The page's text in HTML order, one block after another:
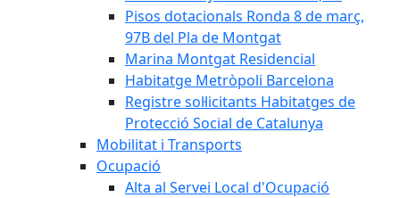
Pisos dotacionals Ronda 8 de març,
97B del Pla de Montgat
Marina Montgat Residencial
Habitatge Metròpoli Barcelona
Registre sol·licitants Habitatges de
Protecció Social de Catalunya
Mobilitat i Transports
Ocupació
Alta al Servei Local d'Ocupació